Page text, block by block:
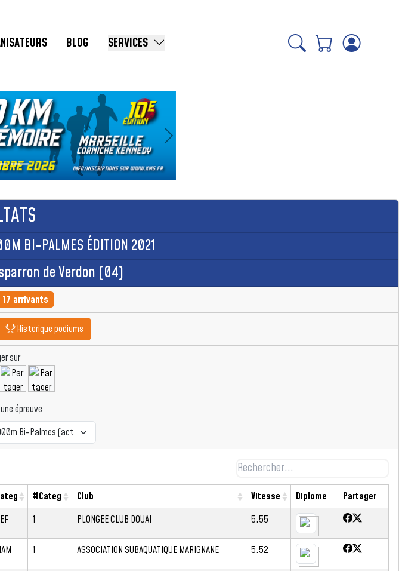
BLOG SERVICES
Suivant
BI-PALMES ÉDITION 2021
de Verdon (04)
17 arrivants
Historique podiums
sur
épreuve
#Categ Club Vitesse Diplome
Partager
1 PLONGEE CLUB DOUAI 5.55
1 ASSOCIATION SUBAQUATIQUE MARIGNANE 5.52